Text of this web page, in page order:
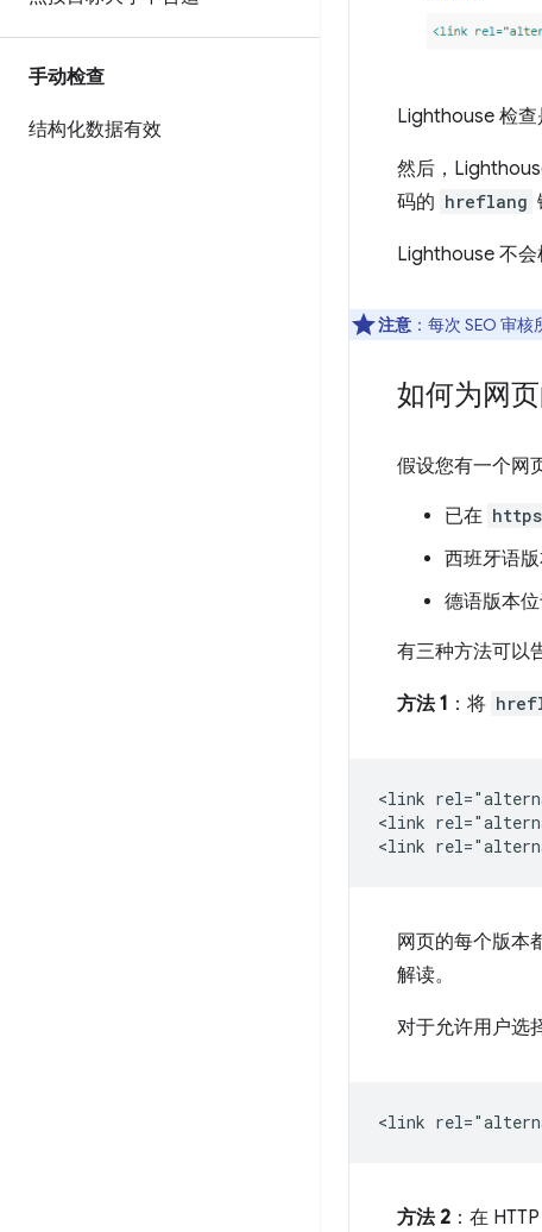
手动检查
结构化数据有效
Lighthouse 检查
然后，
码的 hreflang
Lighthouse 不
注意 ：每次 SEO 审
如何为网
假设您有一个网
已在
西班牙语
德语版本
有三种方法可以
方法 1 ：将
<link
<link
网页的每个版本
解读。
对于允许用户选
方法 2 ：在